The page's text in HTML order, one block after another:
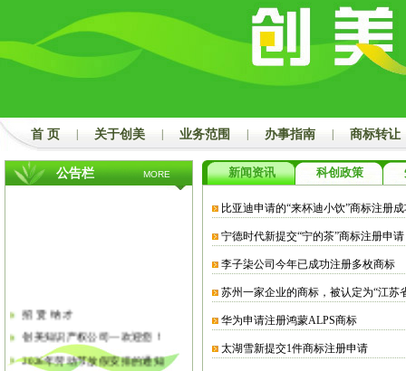
首 页 关于创美 业务范围 办事指南 商标转让
公告栏 MORE
招 贤 纳 才
创美知识产权公司—欢迎您！
2026年劳动节放假安排的通知
新闻资讯 科创政策
比亚迪申请的“来杯迪小饮”商标注册
宁德时代新提交“宁的茶”商标注册申请
李子柒公司今年已成功注册多枚商标
苏州一家企业的商标，被认定为“江苏
华为申请注册鸿蒙ALPS商标
太湖雪新提交1件商标注册申请